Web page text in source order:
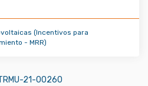
(Incentivos para
- MRR)
21-00260